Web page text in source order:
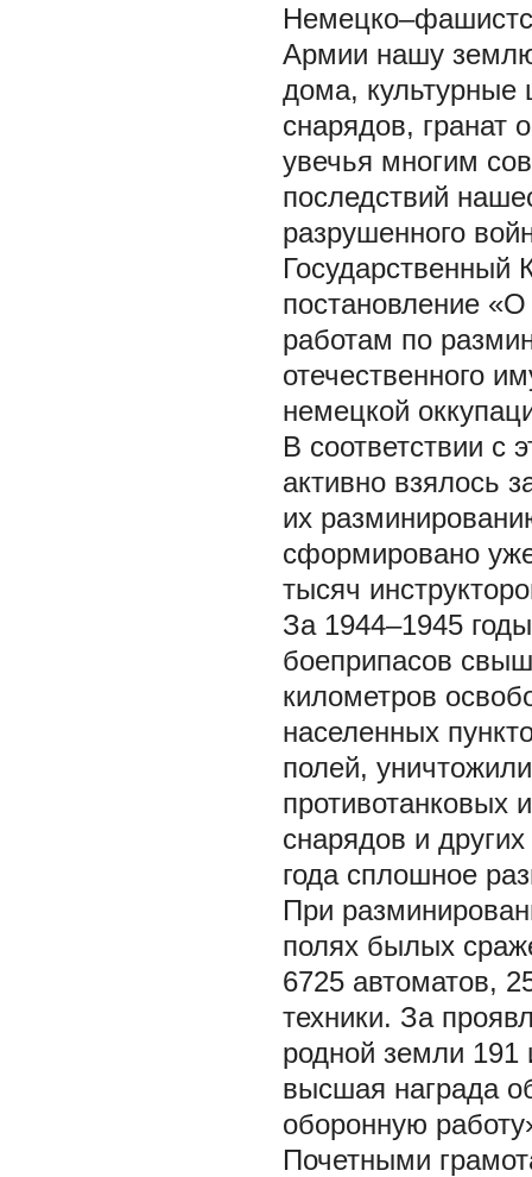
Армии нашу
дома,
снарядов, гранат
увечья многим
последствий
разрушенного
постановление
работам по
отечественного
немецкой
В соответствии с
активно взялось
их
сформировано
тысяч
За 1944–1945
боеприпасов
километров
населенных
полей,
противотанковых
снарядов и
года сплошное
При
полях былых
6725 автоматов,
техники. За
родной земли 191
высшая награда
оборонную
Почетными